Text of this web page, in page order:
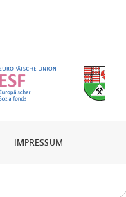
IMPRESSUM